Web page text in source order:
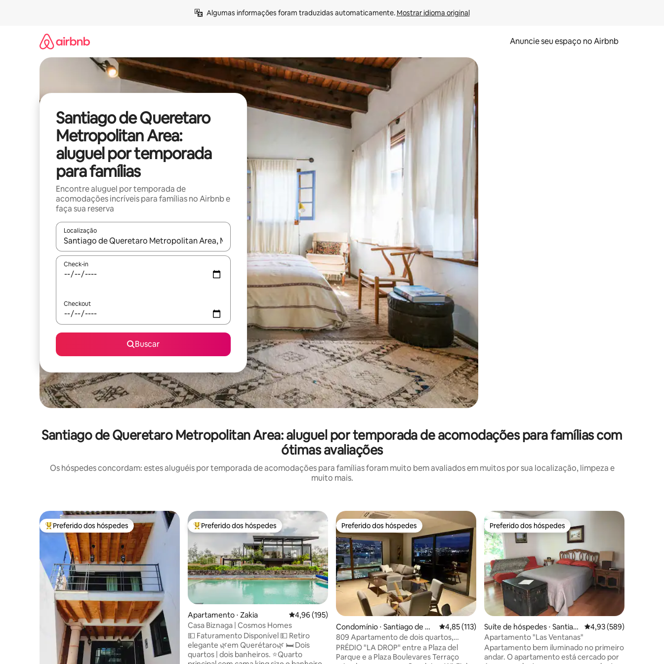
Algumas informações foram traduzidas automaticamente. Mostrar idioma original
Anuncie seu espaço no Airbnb
Santiago de Queretaro
Metropolitan Area:
aluguel por temporada
para famílias
Encontre aluguel por temporada de
acomodações incríveis para famílias no Airbnb e
faça sua reserva
Localização
Quando os resultados estiverem disponíveis, explore-os usando as seta para cima e para baixo do teclado ou tocando e deslizando o dedo na tela.
Check-in
Checkout
Buscar
Santiago de Queretaro Metropolitan Area: aluguel por temporada de acomodações para famílias com
ótimas avaliações
Os hóspedes concordam: estes aluguéis por temporada de acomodações para famílias foram muito bem avaliados em muitos por sua localização, limpeza e
muito mais.
Entre os melhores preferidos dos hóspedes
Preferido dos hóspedes Entre os melhores preferidos dos hóspedes
Preferido dos hóspedes
Apartamento ⋅ Zakia 4,96 de uma avaliação média de 5, 195 avaliações
4,96 (195)
Casa Biznaga | Cosmos Homes
💵 Faturamento Disponível 💵 Retiro
elegante 🌿em Querétaro🌿 🛏️ Dois
quartos | dois banheiros. ⭐Quarto
Preferido dos hóspedes
Preferido dos hóspedes
Condomínio ⋅ Santiago de Qu
erétaro
4,85 de uma avaliação média de 5, 113 avaliações
4,85 (113)
809 Apartamento de dois quartos,
elevador, piscina, Wi-Fi
PRÉDIO "LA DROP" entre a Plaza del
Parque e a Plaza Boulevares Terraço
Preferido dos hóspedes
Preferido dos hóspedes
Suíte de hóspedes ⋅ Santiag
o de Querétaro
4,93 de uma avaliação
4,93 (589)
Apartamento "Las Ventanas"
Apartamento bem iluminado no primeiro
andar. O apartamento está cercado por